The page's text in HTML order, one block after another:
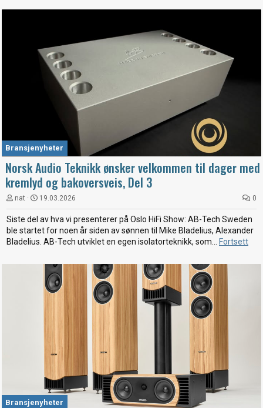
Bransjenyheter
Norsk Audio Teknikk ønsker velkommen til dager med
kremlyd og bakoversveis, Del 3
nat 19.03.2026 0
Siste del av hva vi presenterer på Oslo HiFi Show: AB-Tech Sweden
ble startet for noen år siden av sønnen til Mike Bladelius, Alexander
Bladelius. AB-Tech utviklet en egen isolatorteknikk, som... Fortsett
Bransjenyheter